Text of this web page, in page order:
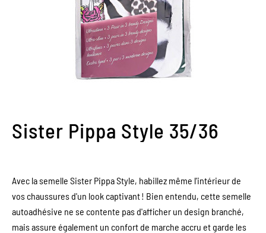
Sister Pippa Style 35/36
Avec la semelle Sister Pippa Style, habillez même l'intérieur de
vos chaussures d'un look captivant ! Bien entendu, cette semelle
autoadhésive ne se contente pas d'afficher un design branché,
mais assure également un confort de marche accru et garde les